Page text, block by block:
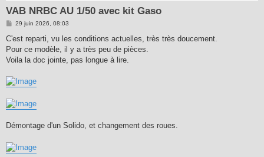
VAB NRBC AU 1/50 avec kit Gaso
M
s
a
g
29 juin 2026, 08:03
C'est reparti, vu les conditions actuelles, très très doucement.
Pour ce modèle, il y a très peu de pièces.
Voila la doc jointe, pas longue à lire.
Démontage d'un Solido, et changement des roues.